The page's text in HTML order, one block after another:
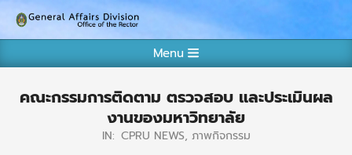
Skip
กอง
กลาง
งาน
Navigation
Menu
คณะกรรมการติดตาม ตรวจสอบ และประเมินผล
งานของมหาวิทยาลัย
IN: CPRU NEWS, ภาพกิจกรรม